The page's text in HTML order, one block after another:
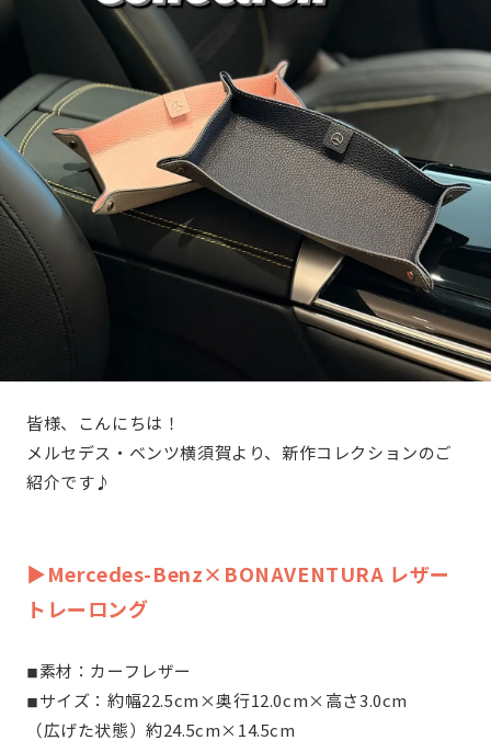
皆様、こんにちは！
メルセデス・ベンツ横須賀より、新作コレクションのご
紹介です♪
▶Mercedes-Benz×BONAVENTURA レザー
トレーロング
◾︎素材：カーフレザー
◾︎サイズ：約幅22.5cm×奥行12.0cm×高さ3.0cm
（広げた状態）約24.5cm×14.5cm